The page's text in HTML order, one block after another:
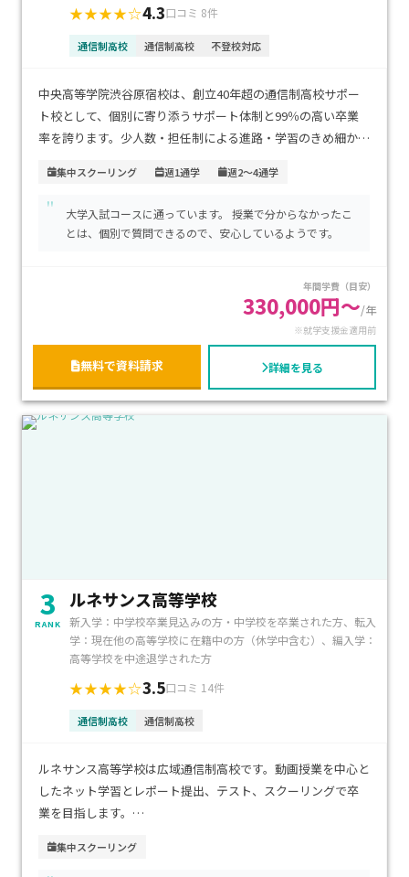
★★★★☆4.3口コミ 8件
通信制高校 通信制高校 不登校対応
中央高等学院渋谷原宿校は、創立40年超の通信制高校サポー
ト校として、個別に寄り添うサポート体制と99％の高い卒業
率を誇ります。少人数・担任制による進路・学習のきめ細かな
ースも充実しています。原宿駅から徒歩5分、明治神宮前駅か
ら徒歩2分という好立地で安心のアクセスです。年間学費は約
775000円（入学金・授業料・諸経費含む）で、目的や生活ス
集中スクーリング 週1通学 週2～4通学
"
大学入試コースに通っています。 授業で分からなかったこ
とは、個別で質問できるので、安心しているようです。
年間学費（目安）
330,000円～/年
※就学支援金適用前
無料で資料請求 詳細を見る
3
RANK
ルネサンス高等学校
新入学：中学校卒業見込みの方・中学校を卒業された方、転入
学：現在他の高等学校に在籍中の方（休学中含む）、編入学：
高等学校を中途退学された方
★★★★☆3.5口コミ 14件
通信制高校 通信制高校
ルネサンス高等学校は広域通信制高校です。動画授業を中心と
したネット学習とレポート提出、テスト、スクーリングで卒
業を目指します。
スクーリングは宿泊の場合、最短で年4日の登校で卒業に必要
集中スクーリング